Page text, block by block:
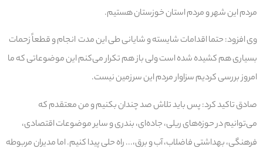
مردم این شهر و مردم استان خوزستان هستیم.
وی افزود: حتما اقدامات شایسته و شایانی طی این مدت انجام و قطعاً زحمات
بسیاری هم کشیده شده است ولی باز هم تکرار می‌کنم این موضوعاتی که ما
امروز بررسی کردیم سزاوار مردم این سرزمین نیست.
صادق تاکید کرد: پس باید تلاش صد چندان بکنیم و من معتقدم که
می‌توانیم در حوزه‌های ریلی، جاده‌ای، بندری و سایر موضوعات اقتصادی،
فرهنگی، بهداشتی فاضلاب، آب و برق،.‌.. راه حلی پیدا کنیم. اما مدیران مربوطه